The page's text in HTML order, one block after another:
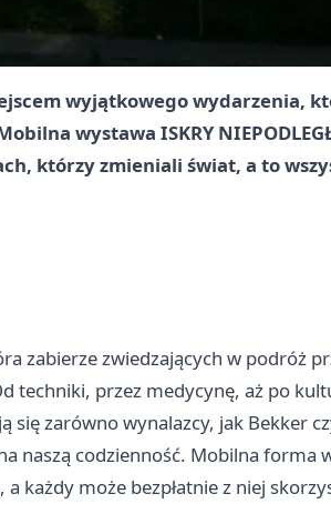
wyjątkowego wydarzenia,
wystawa ISKRY
którzy zmieniali świat, a to
zabierze zwiedzających w podróż
techniki, przez medycynę, aż po
zarówno wynalazcy, jak Bekker
naszą codzienność. Mobilna forma
każdy może bezpłatnie z niej